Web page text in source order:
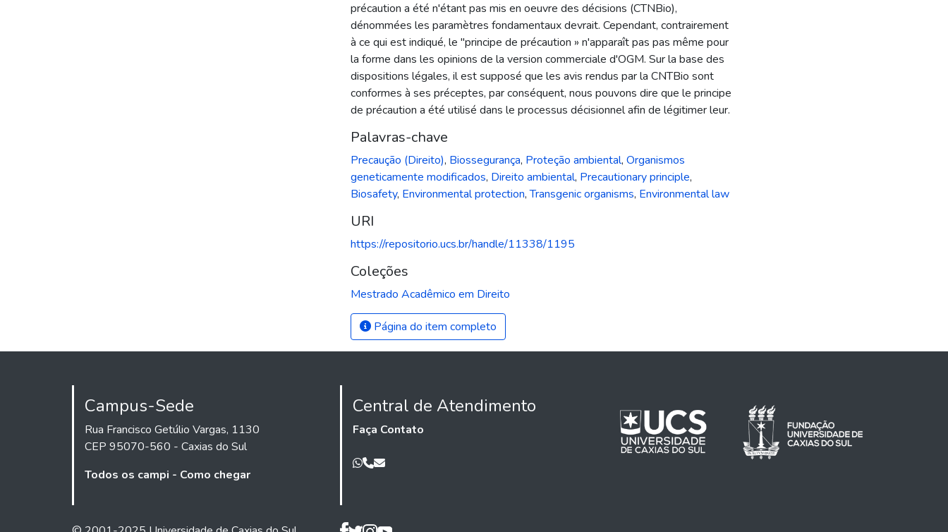
précaution a été n'étant pas mis en oeuvre des décisions (CTNBio),
dénommées les paramètres fondamentaux devrait. Cependant, contrairement
à ce qui est indiqué, le "principe de précaution » n'apparaît pas pas même pour
la forme dans les opinions de la version commerciale d'OGM. Sur la base des
dispositions légales, il est supposé que les avis rendus par la CNTBio sont
conformes à ses préceptes, par conséquent, nous pouvons dire que le principe
de précaution a été utilisé dans le processus décisionnel afin de légitimer leur.
Palavras-chave
Precaução (Direito), Biossegurança, Proteção ambiental, Organismos
geneticamente modificados, Direito ambiental, Precautionary principle,
Biosafety, Environmental protection,Transgenic organisms, Environmental law
URI
https://repositorio.ucs.br/handle/11338/1195
Coleções
Mestrado Acadêmico em Direito
Página do item completo
Campus-Sede
Rua Francisco Getúlio Vargas, 1130
CEP 95070-560 - Caxias do Sul
Todos os campi - Como chegar
Central de Atendimento
Faça Contato